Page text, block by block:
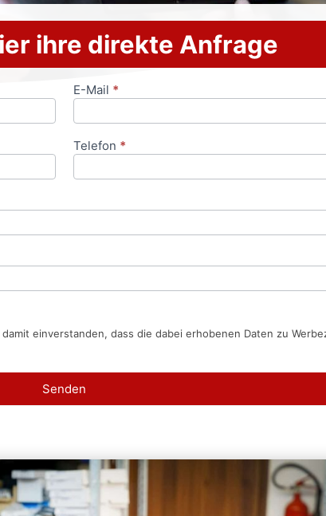
ihre direkte Anfrage
E-Mail *
Telefon *
einverstanden, dass die dabei erhobenen Daten zu
Senden